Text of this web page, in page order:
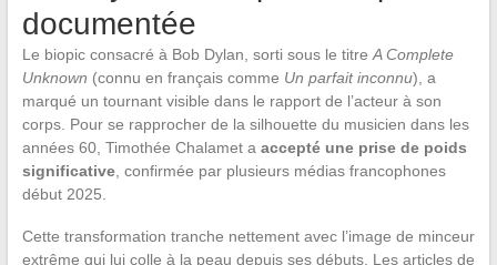
documentée
Le biopic consacré à Bob Dylan, sorti sous le titre A Complete
Unknown (connu en français comme Un parfait inconnu), a
marqué un tournant visible dans le rapport de l’acteur à son
corps. Pour se rapprocher de la silhouette du musicien dans les
années 60, Timothée Chalamet a accepté une prise de poids
significative, confirmée par plusieurs médias francophones
début 2025.
Cette transformation tranche nettement avec l’image de minceur
extrême qui lui colle à la peau depuis ses débuts. Les articles de